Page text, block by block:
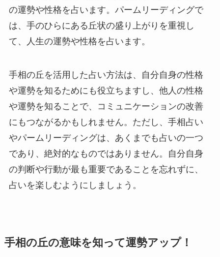
の運勢や性格を占います。パームリーディングで
は、手のひらにある丘状の盛り上がりを重視し
て、人生の運勢や性格を占います。
手相の丘を活用した占い方法は、自分自身の性格
や運勢を知るためにも役立ちますし、他人の性格
や運勢を知ることで、コミュニケーションの改善
にもつながるかもしれません。ただし、手相占い
やパームリーディングは、あくまでも占いの一つ
であり、絶対的なものではありません。自分自身
の判断や行動が最も重要であることを忘れずに、
占いを楽しむようにしましょう。
手相の丘の意味を知って運勢アップ！